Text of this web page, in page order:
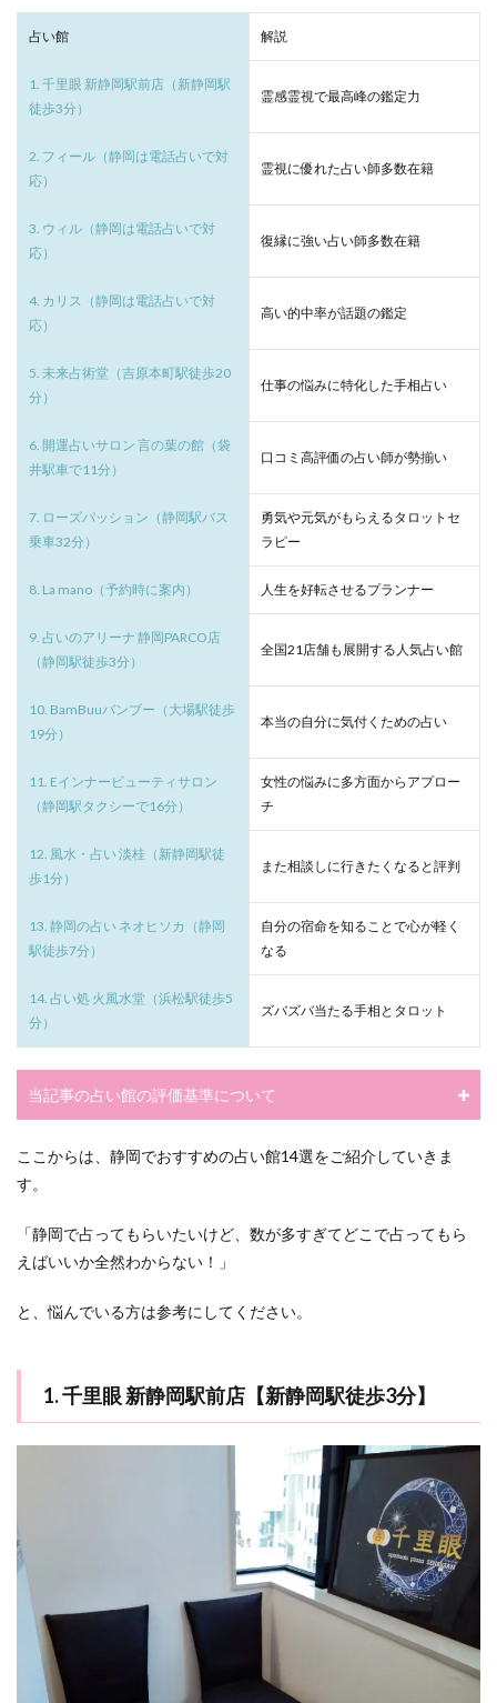
占い館 解説
1. 千里眼 新静岡駅前店（新静岡駅
徒歩3分）
霊感霊視で最高峰の鑑定力
2. フィール（静岡は電話占いで対
応）
霊視に優れた占い師多数在籍
3. ウィル（静岡は電話占いで対
応）
復縁に強い占い師多数在籍
4. カリス（静岡は電話占いで対
応）
高い的中率が話題の鑑定
5. 未来占術堂（吉原本町駅徒歩20
分）
仕事の悩みに特化した手相占い
6. 開運占いサロン 言の葉の館（袋
井駅車で11分）
口コミ高評価の占い師が勢揃い
7. ローズパッション（静岡駅バス
乗車32分）
勇気や元気がもらえるタロットセ
ラピー
8. La mano（予約時に案内） 人生を好転させるプランナー
9. 占いのアリーナ 静岡PARCO店
（静岡駅徒歩3分）
全国21店舗も展開する人気占い館
10. BamBuuバンブー（大場駅徒歩
19分）
本当の自分に気付くための占い
11. Eインナービューティサロン
（静岡駅タクシーで16分）
女性の悩みに多方面からアプロー
チ
12. 風水・占い 淡桂（新静岡駅徒
歩1分）
また相談しに行きたくなると評判
13. 静岡の占い ネオヒソカ（静岡
駅徒歩7分）
自分の宿命を知ることで心が軽く
なる
14. 占い処 火風水堂（浜松駅徒歩5
分）
ズバズバ当たる手相とタロット
当記事の占い館の評価基準について
ここからは、静岡でおすすめの占い館14選をご紹介していきま
す。
「静岡で占ってもらいたいけど、数が多すぎてどこで占ってもら
えばいいか全然わからない！」
と、悩んでいる方は参考にしてください。
1. 千里眼 新静岡駅前店【新静岡駅徒歩3分】